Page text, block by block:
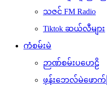
သဇင် FM Radio
Tiktok ဆယ်လီများ
ကံစမ်းမဲ
ဉာဏ်စမ်းပဟေဠိ
ဖုန်းဘေလ်မဲဖောက်ခ